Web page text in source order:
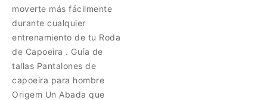
moverte más fácilmente
durante cualquier
entrenamiento de tu Roda
de Capoeira . Guía de
tallas Pantalones de
capoeira para hombre
Origem Un Abada que